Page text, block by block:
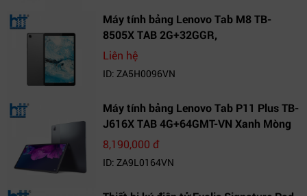
Máy tính bảng Lenovo Tab M8 TB-
8505X TAB 2G+32GGR,
VN_ZA5H0096VN
Liên hệ
ID: ZA5H0096VN
Máy tính bảng Lenovo Tab P11 Plus TB-
J616X TAB 4G+64GMT-VN Xanh Mòng
Két_ZA9L0164VN
8,190,000 đ
ID: ZA9L0164VN